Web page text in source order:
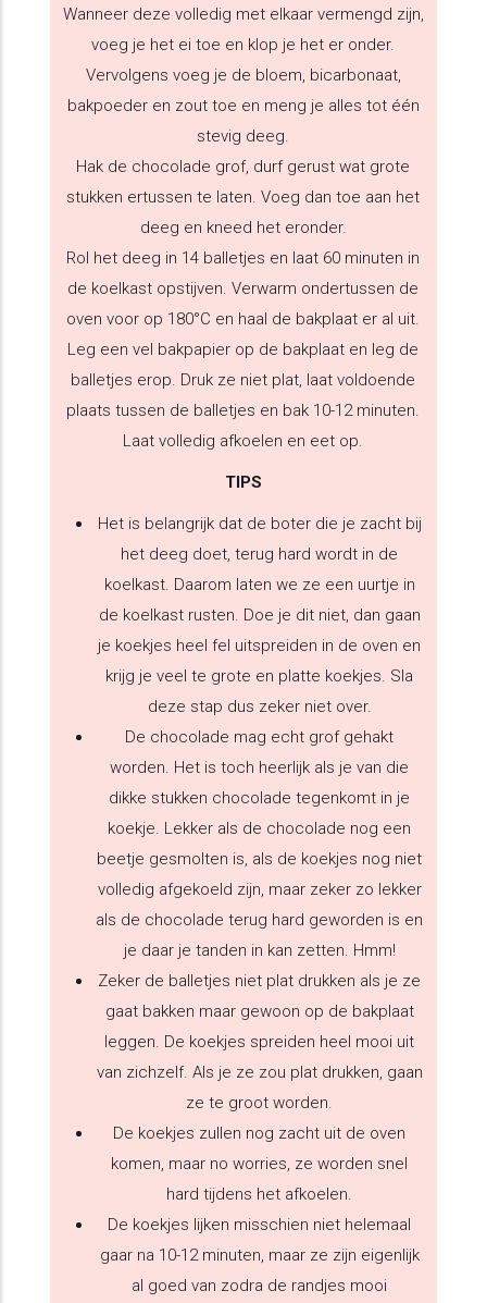
Wanneer deze volledig met elkaar vermengd zijn,
voeg je het ei toe en klop je het er onder.
Vervolgens voeg je de bloem, bicarbonaat,
bakpoeder en zout toe en meng je alles tot één
stevig deeg.
Hak de chocolade grof, durf gerust wat grote
stukken ertussen te laten. Voeg dan toe aan het
deeg en kneed het eronder.
Rol het deeg in 14 balletjes en laat 60 minuten in
de koelkast opstijven. Verwarm ondertussen de
oven voor op 180°C en haal de bakplaat er al uit.
Leg een vel bakpapier op de bakplaat en leg de
balletjes erop. Druk ze niet plat, laat voldoende
plaats tussen de balletjes en bak 10-12 minuten.
Laat volledig afkoelen en eet op.
TIPS
Het is belangrijk dat de boter die je zacht bij
het deeg doet, terug hard wordt in de
koelkast. Daarom laten we ze een uurtje in
de koelkast rusten. Doe je dit niet, dan gaan
je koekjes heel fel uitspreiden in de oven en
krijg je veel te grote en platte koekjes. Sla
deze stap dus zeker niet over.
De chocolade mag echt grof gehakt
worden. Het is toch heerlijk als je van die
dikke stukken chocolade tegenkomt in je
koekje. Lekker als de chocolade nog een
beetje gesmolten is, als de koekjes nog niet
volledig afgekoeld zijn, maar zeker zo lekker
als de chocolade terug hard geworden is en
je daar je tanden in kan zetten. Hmm!
Zeker de balletjes niet plat drukken als je ze
gaat bakken maar gewoon op de bakplaat
leggen. De koekjes spreiden heel mooi uit
van zichzelf. Als je ze zou plat drukken, gaan
ze te groot worden.
De koekjes zullen nog zacht uit de oven
komen, maar no worries, ze worden snel
hard tijdens het afkoelen.
De koekjes lijken misschien niet helemaal
gaar na 10-12 minuten, maar ze zijn eigenlijk
al goed van zodra de randjes mooi